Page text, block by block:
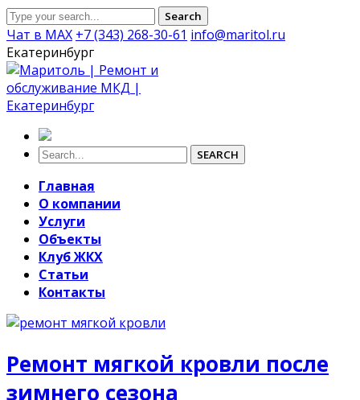
Search
Чат в MAX +7 (343) 268-30-61 info@maritol.ru
Екатеринбург
SEARCH
Главная
О компании
Услуги
Объекты
Клуб ЖКХ
Статьи
Контакты
Ремонт мягкой кровли после
зимнего сезона